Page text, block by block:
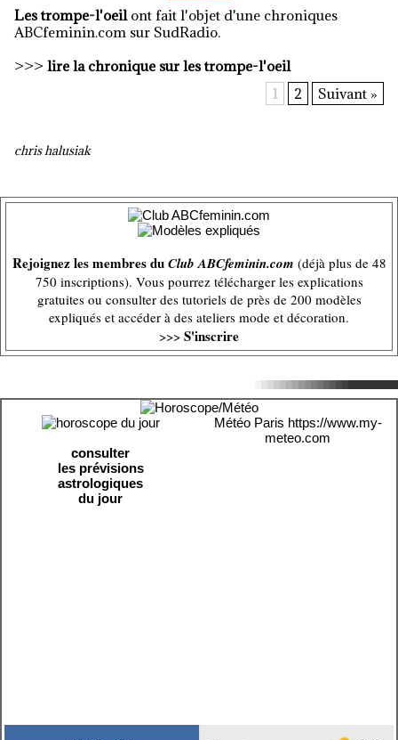
Les trompe-l'oeilont fait l'objet d'une chroniques
ABCfeminin.com sur SudRadio.
>>> lire la chronique sur les trompe-l'oeil
1
2 Suivant »
chris halusiak
Rejoignez les membres duClub ABCfeminin.com (déjà plus de 48
750 inscriptions). Vous pourrez télécharger les explications
gratuites ou consulter des tutoriels de près de 200 modèles
expliqués et accéder à des ateliers mode et décoration.
>>> S'inscrire
consulter
les prévisions
astrologiques
du jour
Météo Paris https://www.my-
meteo.com